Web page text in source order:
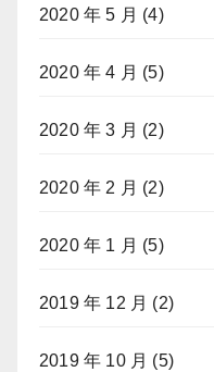
2020 年 5 月 (4)
2020 年 4 月 (5)
2020 年 3 月 (2)
2020 年 2 月 (2)
2020 年 1 月 (5)
2019 年 12 月 (2)
2019 年 10 月 (5)